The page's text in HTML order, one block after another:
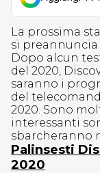
La prossima
si
Dopo alcun
del 2020,
saranno i
del
2020. Sono
interessanti
sbarcheranno
Palinsesti
2020